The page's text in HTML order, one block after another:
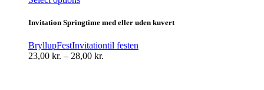
har
varianter.
Mulighederne
kan
Invitation Springtime med eller uden kuvert
BryllupFestInvitationtil festen
23,00 kr. – 28,00 kr.